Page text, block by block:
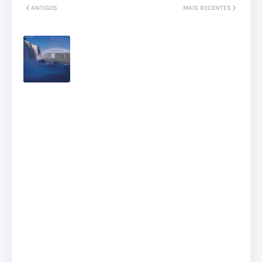
MAIS RECENTES
ANTIGOS